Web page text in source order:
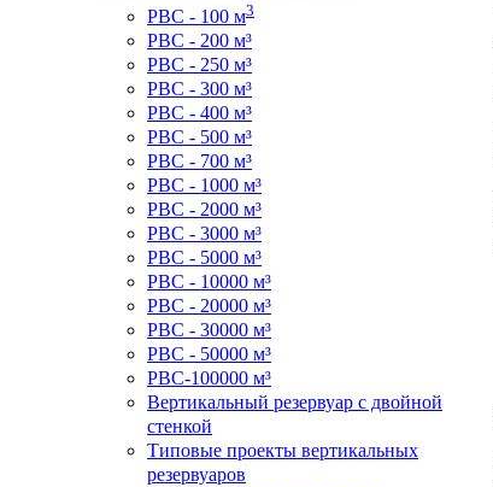
РВС - 100 м3
РВС - 200 м³
РВС - 250 м³
РВС - 300 м³
РВС - 400 м³
РВС - 500 м³
РВС - 700 м³
РВС - 1000 м³
РВС - 2000 м³
РВС - 3000 м³
РВС - 5000 м³
РВС - 10000 м³
РВС - 20000 м³
РВС - 30000 м³
РВС - 50000 м³
РВС-100000 м³
Вертикальный резервуар с двойной
стенкой
Типовые проекты вертикальных
резервуаров